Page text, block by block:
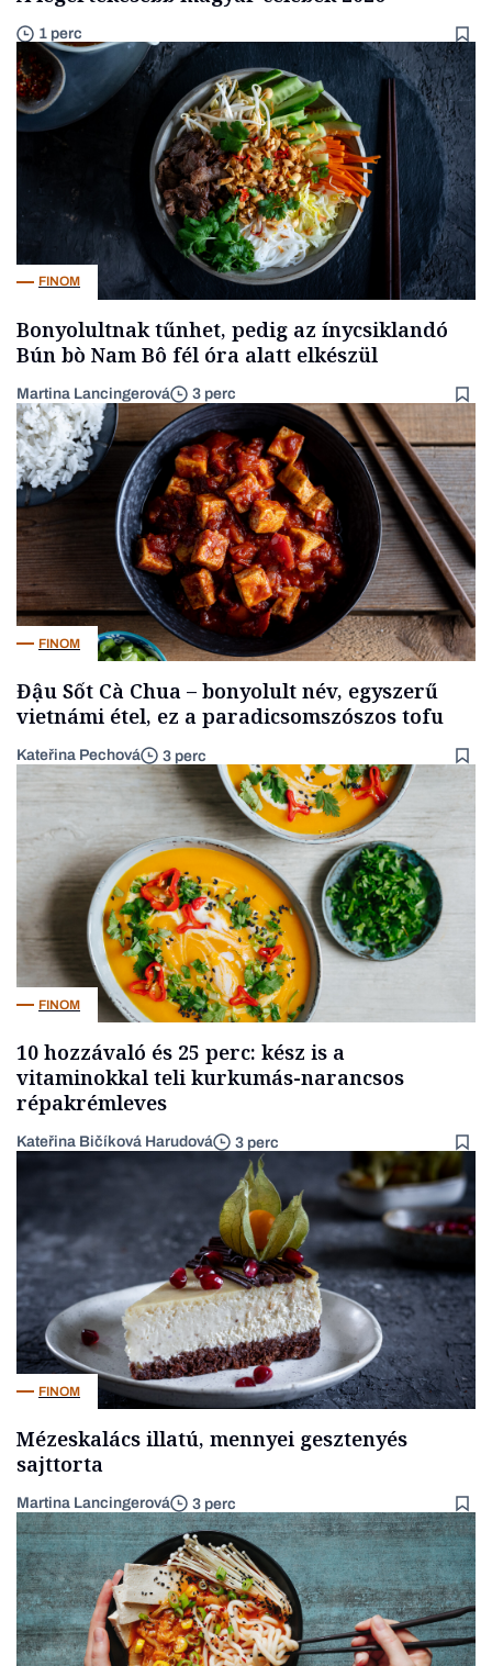
1 perc
FINOM
Bonyolultnak tűnhet, pedig az ínycsiklandó
Bún bò Nam Bô fél óra alatt elkészül
Martina Lancingerová 3 perc
FINOM
Đậu Sốt Cà Chua – bonyolult név, egyszerű
vietnámi étel, ez a paradicsomszószos tofu
Kateřina Pechová 3 perc
FINOM
10 hozzávaló és 25 perc: kész is a
vitaminokkal teli kurkumás-narancsos
répakrémleves
Kateřina Bičíková Harudová 3 perc
FINOM
Mézeskalács illatú, mennyei gesztenyés
sajttorta
Martina Lancingerová 3 perc